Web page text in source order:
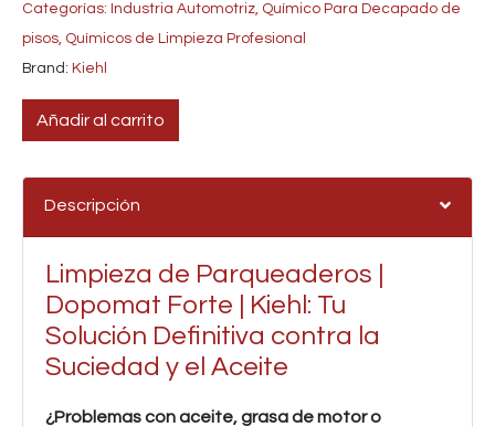
Categorías: Industria Automotriz, Químico Para Decapado de
pisos, Químicos de Limpieza Profesional
Brand: Kiehl
Añadir al carrito
Descripción
Limpieza de Parqueaderos |
Dopomat Forte | Kiehl: Tu
Solución Definitiva contra la
Suciedad y el Aceite
¿Problemas con aceite, grasa de motor o